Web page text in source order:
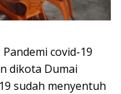
covid-19
dikota Dumai
sudah menyentuh